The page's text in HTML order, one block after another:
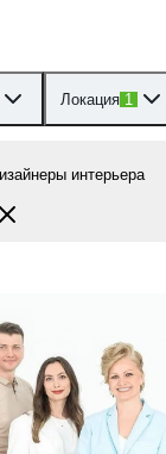
Локация 1
интерьера